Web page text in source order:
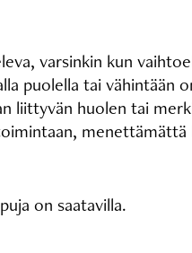
varsinkin kun
puolella tai vähintään
liittyvän huolen tai
menettämättä
on saatavilla.